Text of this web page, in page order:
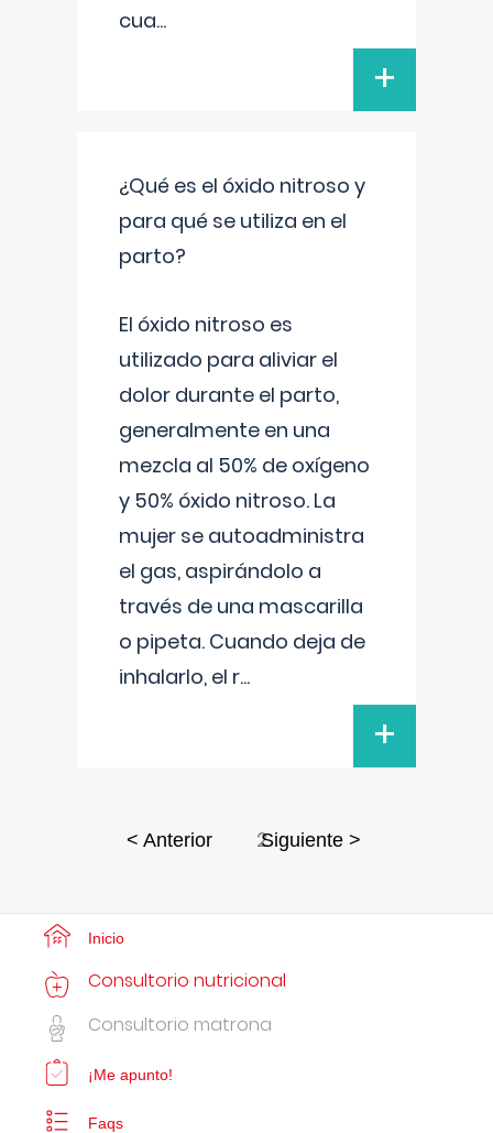
cua...
+
¿Qué es el óxido nitroso y
para qué se utiliza en el
parto?
El óxido nitroso es
utilizado para aliviar el
dolor durante el parto,
generalmente en una
mezcla al 50% de oxígeno
y 50% óxido nitroso. La
mujer se autoadministra
el gas, aspirándolo a
través de una mascarilla
o pipeta. Cuando deja de
inhalarlo, el r...
+
< Anterior 2Siguiente >
Inicio
Consultorio nutricional
Consultorio matrona
¡Me apunto!
Faqs